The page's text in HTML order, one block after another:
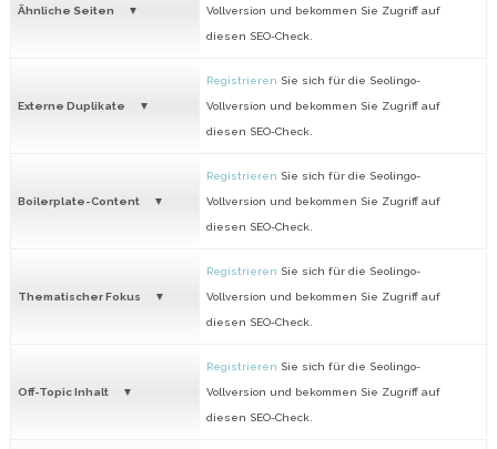
Ähnliche Seiten Vollversion und bekommen Sie Zugriff auf
diesen SEO-Check.
Externe Duplikate
Registrieren Sie sich für die Seolingo-
Vollversion und bekommen Sie Zugriff auf
diesen SEO-Check.
Boilerplate-Content
Registrieren Sie sich für die Seolingo-
Vollversion und bekommen Sie Zugriff auf
diesen SEO-Check.
Thematischer Fokus
Registrieren Sie sich für die Seolingo-
Vollversion und bekommen Sie Zugriff auf
diesen SEO-Check.
Off-Topic Inhalt
Registrieren Sie sich für die Seolingo-
Vollversion und bekommen Sie Zugriff auf
diesen SEO-Check.